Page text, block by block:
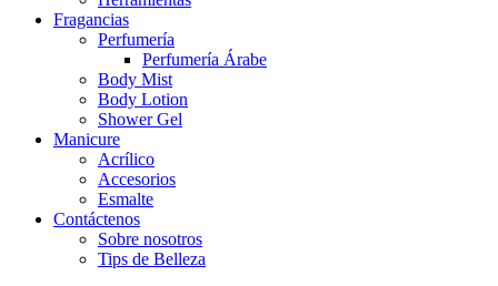
Fragancias
Perfumería
Perfumería Árabe
Body Mist
Body Lotion
Shower Gel
Manicure
Acrílico
Accesorios
Esmalte
Contáctenos
Sobre nosotros
Tips de Belleza